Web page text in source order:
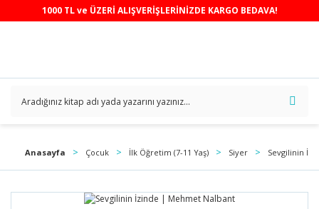
1000 TL ve ÜZERİ ALIŞVERİŞLERİNİZDE KARGO BEDAVA!
Anasayfa Çocuk İlk Öğretim (7-11 Yaş) Siyer Sevgilinin